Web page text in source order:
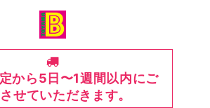
から5日〜1週間以内にご
せていただきます。